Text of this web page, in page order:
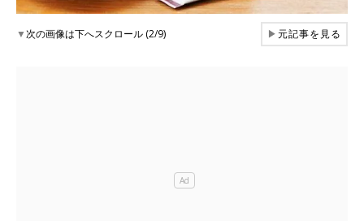
▼次の画像は下へスクロール (2/9) ▶元記事を見る